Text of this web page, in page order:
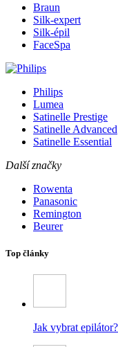
Braun
Silk-expert
Silk-épil
FaceSpa
Philips
Lumea
Satinelle Prestige
Satinelle Advanced
Satinelle Essential
Další značky
Rowenta
Panasonic
Remington
Beurer
Top články
Jak vybrat